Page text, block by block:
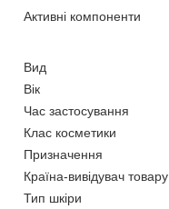
Активні компоненти
Вид
Вік
Час застосування
Клас косметики
Призначення
Країна-вивідувач товару
Тип шкіри